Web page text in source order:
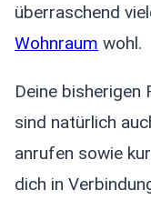
überraschend
Wohnraum wohl.
Deine bisherigen
sind natürlich
anrufen sowie
dich in